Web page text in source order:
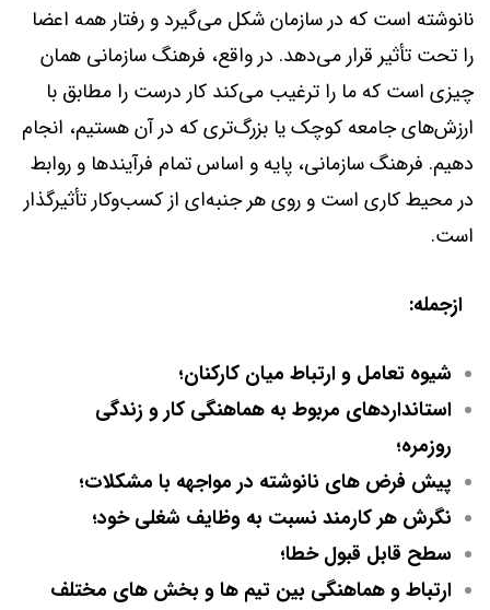
نانوشته است که در سازمان شکل می‌گیرد و رفتار همه اعضا
را تحت تأثیر قرار می‌دهد. در واقع، فرهنگ سازمانی همان
چیزی است که ما را ترغیب می‌کند کار درست را مطابق با
ارزش‌های جامعه کوچک یا بزرگ‌تری که در آن هستیم، انجام
دهیم. فرهنگ سازمانی، پایه و اساس تمام فرآیندها و روابط
در محیط کاری است و روی هر جنبه‌ای از کسب‌وکار تأثیرگذار
است.
ازجمله:
شیوه تعامل و ارتباط میان کارکنان؛
استانداردهای مربوط به هماهنگی کار و زندگی
روزمره؛
پیش فرض های نانوشته در مواجهه با مشکلات؛
نگرش هر کارمند نسبت به وظایف شغلی خود؛
سطح قابل قبول خطا؛
ارتباط و هماهنگی بین تیم ها و بخش های مختلف